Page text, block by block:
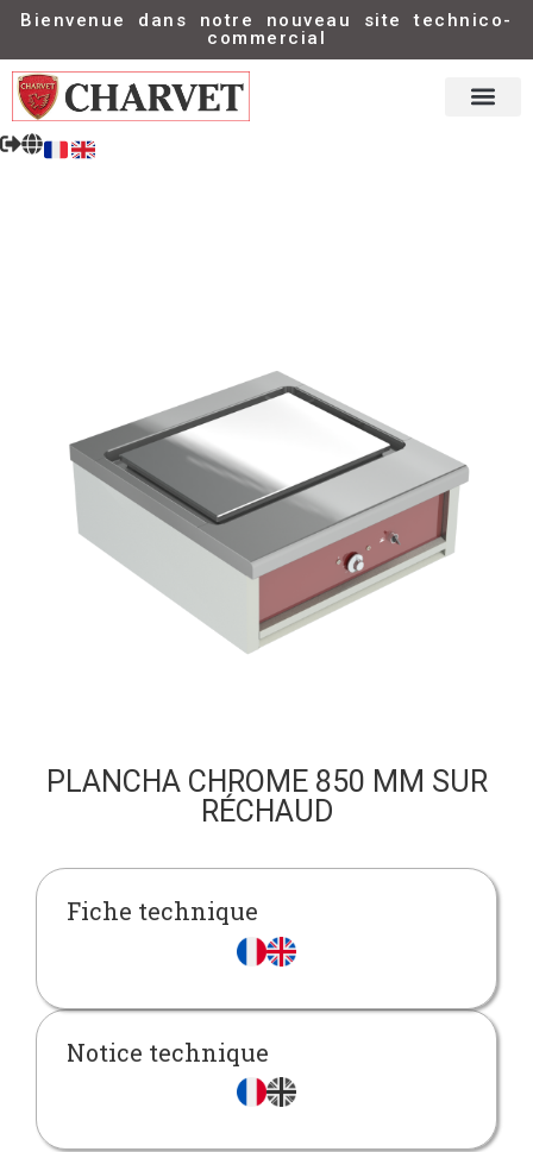
Bienvenue dans notre nouveau site technico-
commercial
PLANCHA CHROME 850 MM SUR
RÉCHAUD
Fiche technique
Notice technique